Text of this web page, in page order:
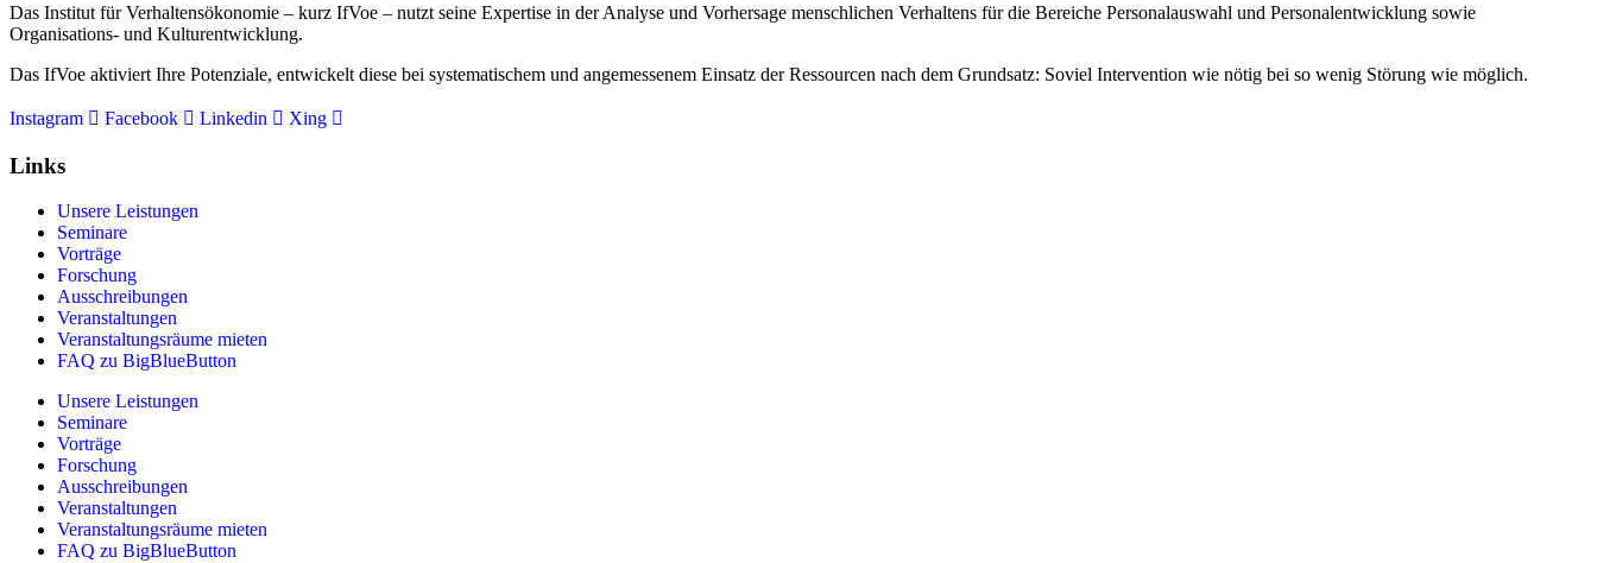
Das Institut für Verhaltensökonomie – kurz IfVoe – nutzt seine Expertise in der Analyse und Vorhersage menschlichen Verhaltens für die Bereiche Personal­auswahl und Personal­entwicklung sowie
Organisations- und Kultur­entwicklung.
Das IfVoe aktiviert Ihre Potenziale, entwickelt diese bei systematischem und angemessenem Einsatz der Ressourcen nach dem Grundsatz: Soviel Intervention wie nötig bei so wenig Störung wie möglich.
Instagram Facebook Linkedin Xing
Links
Unsere Leistungen
Seminare
Vorträge
Forschung
Ausschreibungen
Veranstaltungen
Veranstaltungs­räume mieten
FAQ zu BigBlueButton
Unsere Leistungen
Seminare
Vorträge
Forschung
Ausschreibungen
Veranstaltungen
Veranstaltungs­räume mieten
FAQ zu BigBlueButton